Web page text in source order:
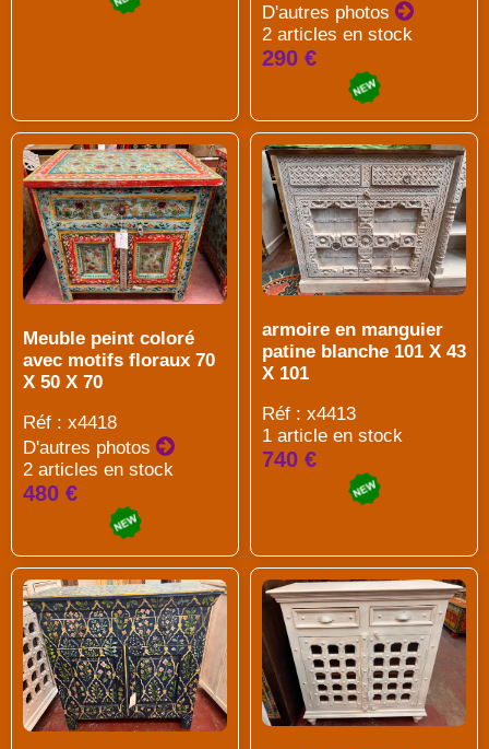
D'autres photos
2 articles en stock
290 €
Meuble peint coloré
avec motifs floraux 70
X 50 X 70
Réf : x4418
D'autres photos
2 articles en stock
480 €
armoire en manguier
patine blanche 101 X 43
X 101
Réf : x4413
1 article en stock
740 €